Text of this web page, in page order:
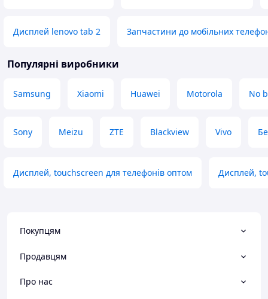
Дисплей lenovo tab 2 Запчастини до мобільних
Популярні виробники
Samsung Xiaomi Huawei Motorola No
Sony Meizu ZTE Blackview Vivo
Дисплей, touchscreen для телефонів оптом Дисплей,
Покупцям
Продавцям
Про нас